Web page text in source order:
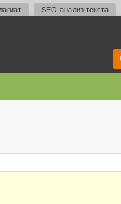
SEO-анализ текста